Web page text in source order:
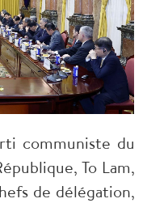
communiste du
To Lam,
de délégation,